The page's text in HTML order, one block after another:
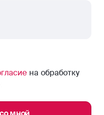
на обработку